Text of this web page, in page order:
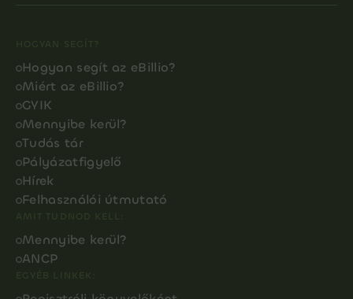
Hogyan segít az eBillio?
Miért az eBillio?
GYIK
Mennyibe kerül?
Tudás tár
Pályázatfigyelő
Hírek
Felhasználói útmutató
Mennyibe kerül?
ANCP